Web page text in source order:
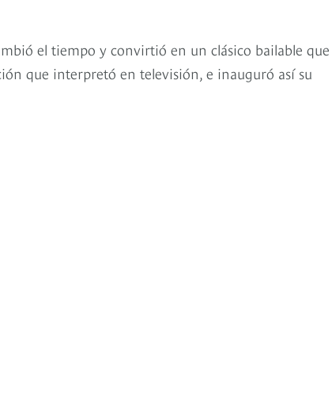
el tiempo y convirtió en un clásico bailable que
que interpretó en televisión, e inauguró así su